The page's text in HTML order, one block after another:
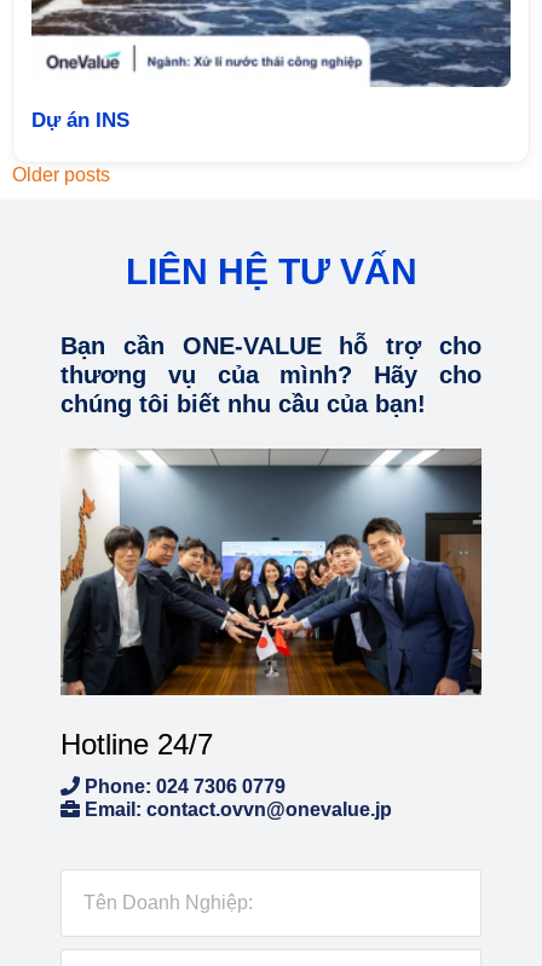
Dự án INS
Older posts
LIÊN HỆ TƯ VẤN
Bạn cần ONE-VALUE hỗ trợ cho
thương vụ của mình? Hãy cho
chúng tôi biết nhu cầu của bạn!
Hotline 24/7
Phone: 024 7306 0779
Email: contact.ovvn@onevalue.jp